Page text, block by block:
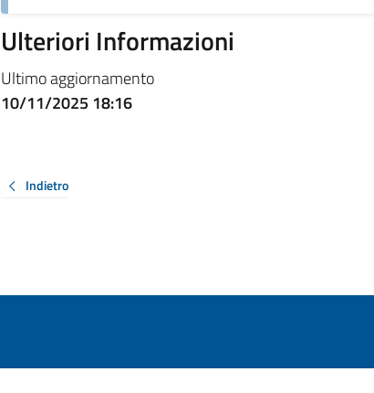
Ulteriori Informazioni
Ultimo aggiornamento
10/11/2025 18:16
Indietro